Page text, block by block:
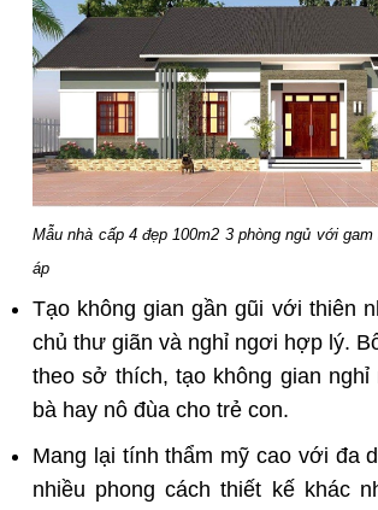
Mẫu nhà cấp 4 đẹp 100m2 3 phòng ngủ với
áp
Tạo không gian gần gũi với thiên
chủ thư giãn và nghỉ ngơi hợp lý.
theo sở thích, tạo không gian nghỉ
bà hay nô đùa cho trẻ con.
Mang lại tính thẩm mỹ cao với đa
nhiều phong cách thiết kế khác